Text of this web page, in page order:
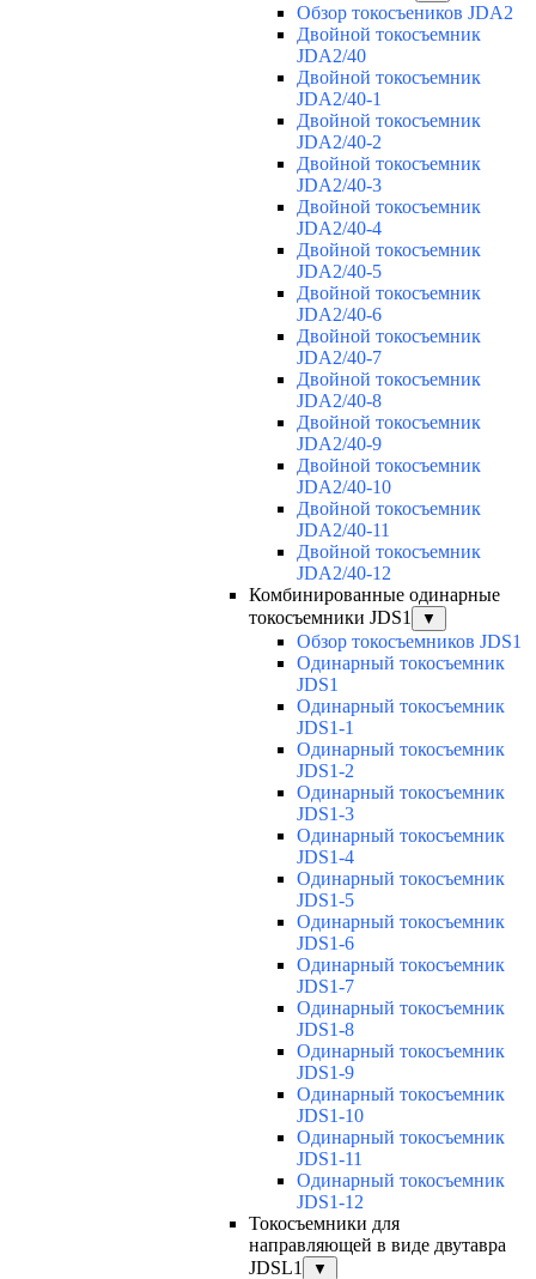
Обзор токосъеников JDA2
Двойной токосъемник
JDA2/40
Двойной токосъемник
JDA2/40-1
Двойной токосъемник
JDA2/40-2
Двойной токосъемник
JDA2/40-3
Двойной токосъемник
JDA2/40-4
Двойной токосъемник
JDA2/40-5
Двойной токосъемник
JDA2/40-6
Двойной токосъемник
JDA2/40-7
Двойной токосъемник
JDA2/40-8
Двойной токосъемник
JDA2/40-9
Двойной токосъемник
JDA2/40-10
Двойной токосъемник
JDA2/40-11
Двойной токосъемник
JDA2/40-12
Комбинированные одинарные
токосъемники JDS1
▼
Обзор токосъемников JDS1
Одинарный токосъемник
JDS1
Одинарный токосъемник
JDS1-1
Одинарный токосъемник
JDS1-2
Одинарный токосъемник
JDS1-3
Одинарный токосъемник
JDS1-4
Одинарный токосъемник
JDS1-5
Одинарный токосъемник
JDS1-6
Одинарный токосъемник
JDS1-7
Одинарный токосъемник
JDS1-8
Одинарный токосъемник
JDS1-9
Одинарный токосъемник
JDS1-10
Одинарный токосъемник
JDS1-11
Одинарный токосъемник
JDS1-12
Токосъемники для
направляющей в виде двутавра
JDSL1
▼